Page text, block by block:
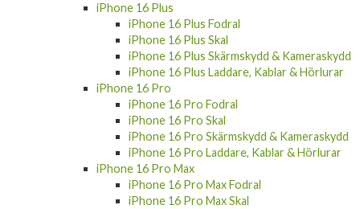
iPhone 16 Plus
iPhone 16 Plus Fodral
iPhone 16 Plus Skal
iPhone 16 Plus Skärmskydd & Kameraskydd
iPhone 16 Plus Laddare, Kablar & Hörlurar
iPhone 16 Pro
iPhone 16 Pro Fodral
iPhone 16 Pro Skal
iPhone 16 Pro Skärmskydd & Kameraskydd
iPhone 16 Pro Laddare, Kablar & Hörlurar
iPhone 16 Pro Max
iPhone 16 Pro Max Fodral
iPhone 16 Pro Max Skal